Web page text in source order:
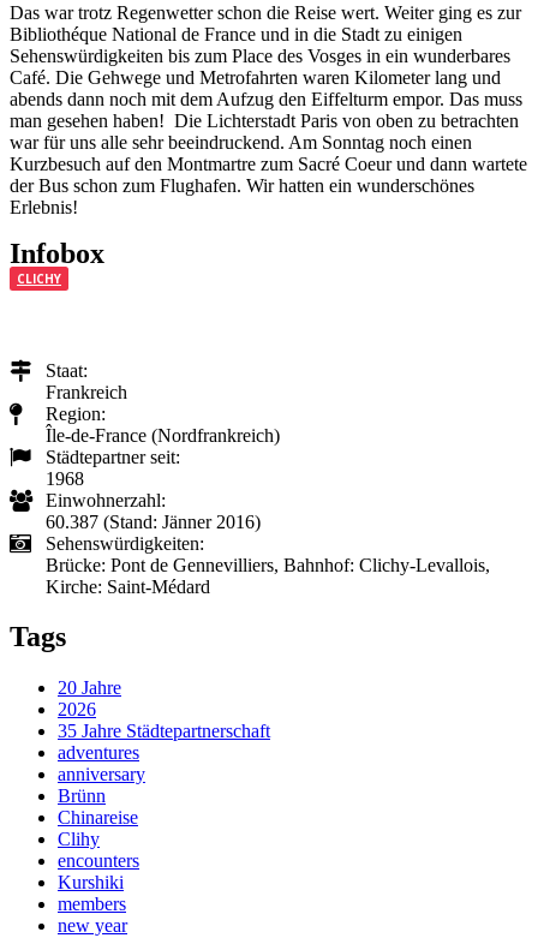
Das war trotz Regenwetter schon die Reise wert. Weiter ging es zur
Bibliothéque National de France und in die Stadt zu einigen
Sehenswürdigkeiten bis zum Place des Vosges in ein wunderbares
Café. Die Gehwege und Metrofahrten waren Kilometer lang und
abends dann noch mit dem Aufzug den Eiffelturm empor. Das muss
man gesehen haben! Die Lichterstadt Paris von oben zu betrachten
war für uns alle sehr beeindruckend. Am Sonntag noch einen
Kurzbesuch auf den Montmartre zum Sacré Coeur und dann wartete
der Bus schon zum Flughafen. Wir hatten ein wunderschönes
Erlebnis!
Infobox
CLICHY
Staat:
Frankreich
Region:
Île-de-France (Nordfrankreich)
Städtepartner seit:
1968
Einwohnerzahl:
60.387 (Stand: Jänner 2016)
Sehenswürdigkeiten:
Brücke: Pont de Gennevilliers, Bahnhof: Clichy-Levallois,
Kirche: Saint-Médard
Tags
20 Jahre
2026
35 Jahre Städtepartnerschaft
adventures
anniversary
Brünn
Chinareise
Clihy
encounters
Kurshiki
members
new year